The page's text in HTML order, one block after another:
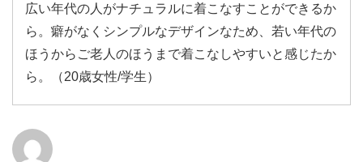
広い年代の人がナチュラルに着こなすことができるか
ら。癖がなくシンプルなデザインなため、若い年代の
ほうからご老人のほうまで着こなしやすいと感じたか
ら。（20歳女性/学生）